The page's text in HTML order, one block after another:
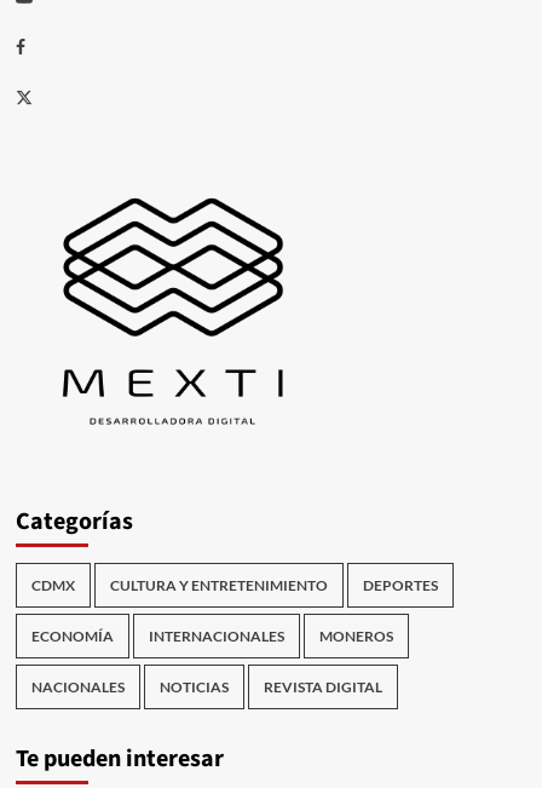
Facebook
X
Categorías
CDMX CULTURA Y ENTRETENIMIENTO DEPORTES
ECONOMÍA INTERNACIONALES MONEROS
NACIONALES NOTICIAS REVISTA DIGITAL
Te pueden interesar